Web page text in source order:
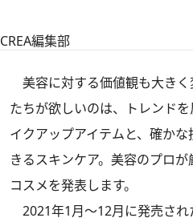
CREA編集部
美容に対する価値観も大き
たちが欲しいのは、トレンド
イクアップアイテムと、確か
きるスキンケア。美容のプロ
コスメを発表します。
2021年1月～12月に発売され